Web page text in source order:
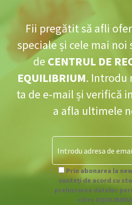
Fii pregătit să afli
speciale și cele mai
de CENTRUL DE
EQUILIBRIUM. Introdu
ta de e-mail și verifică
a afla ultimele
Prin abonarea la
sunteți de acord cu
prelucrarea datelor
către